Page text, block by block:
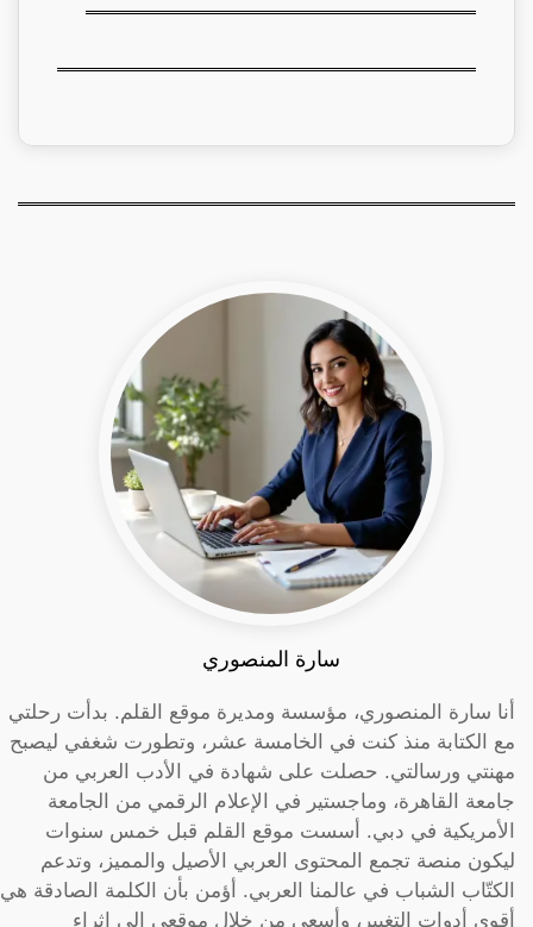
سارة المنصوري
أنا سارة المنصوري، مؤسسة ومديرة موقع القلم. بدأت رحلتي
مع الكتابة منذ كنت في الخامسة عشر، وتطورت شغفي ليصبح
مهنتي ورسالتي. حصلت على شهادة في الأدب العربي من
جامعة القاهرة، وماجستير في الإعلام الرقمي من الجامعة
الأمريكية في دبي. أسست موقع القلم قبل خمس سنوات
ليكون منصة تجمع المحتوى العربي الأصيل والمميز، وتدعم
الكتّاب الشباب في عالمنا العربي. أؤمن بأن الكلمة الصادقة هي
أقوى أدوات التغيير، وأسعى من خلال موقعي إلى إثراء